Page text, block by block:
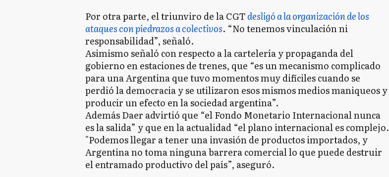
Por otra parte, el triunviro de la CGTdesligó a la organización de los
ataques con piedrazos a colectivos. “No tenemos vinculación ni
responsabilidad”, señaló.
Asimismo señaló con respecto a la cartelería y propaganda del
gobierno en estaciones de trenes, que “es un mecanismo complicado
para una Argentina que tuvo momentos muy difíciles cuando se
perdió la democracia y se utilizaron esos mismos medios maniqueos y
producir un efecto en la sociedad argentina”.
Además Daer advirtió que “el Fondo Monetario Internacional nunca
es la salida” y que en la actualidad “el plano internacional es complejo.
"Podemos llegar a tener una invasión de productos importados, y
Argentina no toma ninguna barrera comercial lo que puede destruir
el entramado productivo del país”, aseguró.